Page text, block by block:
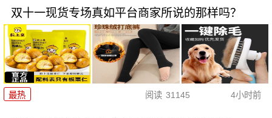
双十一现货专场真如平台商家所说的那样吗？
最热 阅读 31145 4小时前